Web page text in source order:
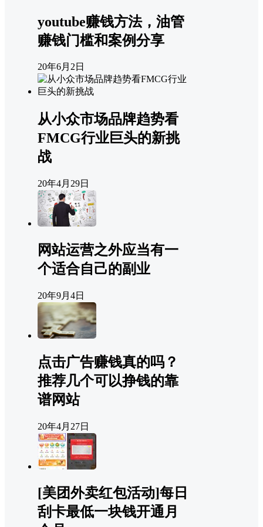
youtube赚钱方法，油管
赚钱门槛和案例分享
20年6月2日
从小众市场品牌趋势看
FMCG行业巨头的新挑
战
20年4月29日
网站运营之外应当有一
个适合自己的副业
20年9月4日
点击广告赚钱真的吗？
推荐几个可以挣钱的靠
谱网站
20年4月27日
[美团外卖红包活动]每日
刮卡最低一块钱开通月